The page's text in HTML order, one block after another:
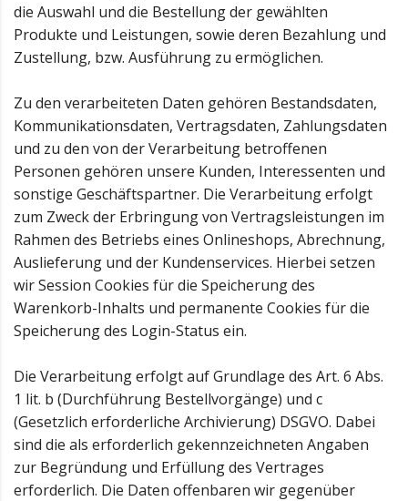
die Auswahl und die Bestellung der gewählten
Produkte und Leistungen, sowie deren Bezahlung und
Zustellung, bzw. Ausführung zu ermöglichen.
Zu den verarbeiteten Daten gehören Bestandsdaten,
Kommunikationsdaten, Vertragsdaten, Zahlungsdaten
und zu den von der Verarbeitung betroffenen
Personen gehören unsere Kunden, Interessenten und
sonstige Geschäftspartner. Die Verarbeitung erfolgt
zum Zweck der Erbringung von Vertragsleistungen im
Rahmen des Betriebs eines Onlineshops, Abrechnung,
Auslieferung und der Kundenservices. Hierbei setzen
wir Session Cookies für die Speicherung des
Warenkorb-Inhalts und permanente Cookies für die
Speicherung des Login-Status ein.
Die Verarbeitung erfolgt auf Grundlage des Art. 6 Abs.
1 lit. b (Durchführung Bestellvorgänge) und c
(Gesetzlich erforderliche Archivierung) DSGVO. Dabei
sind die als erforderlich gekennzeichneten Angaben
zur Begründung und Erfüllung des Vertrages
erforderlich. Die Daten offenbaren wir gegenüber